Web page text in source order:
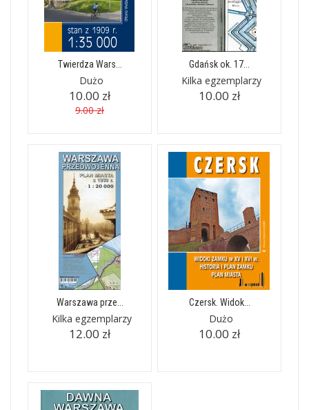
Twierdza Wars...
Dużo
10.00 zł
9.00 zł
Gdańsk ok. 17...
Kilka egzemplarzy
10.00 zł
Warszawa prze...
Kilka egzemplarzy
12.00 zł
Czersk. Widok...
Dużo
10.00 zł